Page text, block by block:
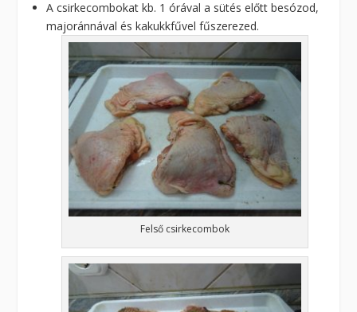
A csirkecombokat kb. 1 órával a sütés előtt besózod,
majoránnával és kakukkfűvel fűszerezed.
Felső csirkecombok